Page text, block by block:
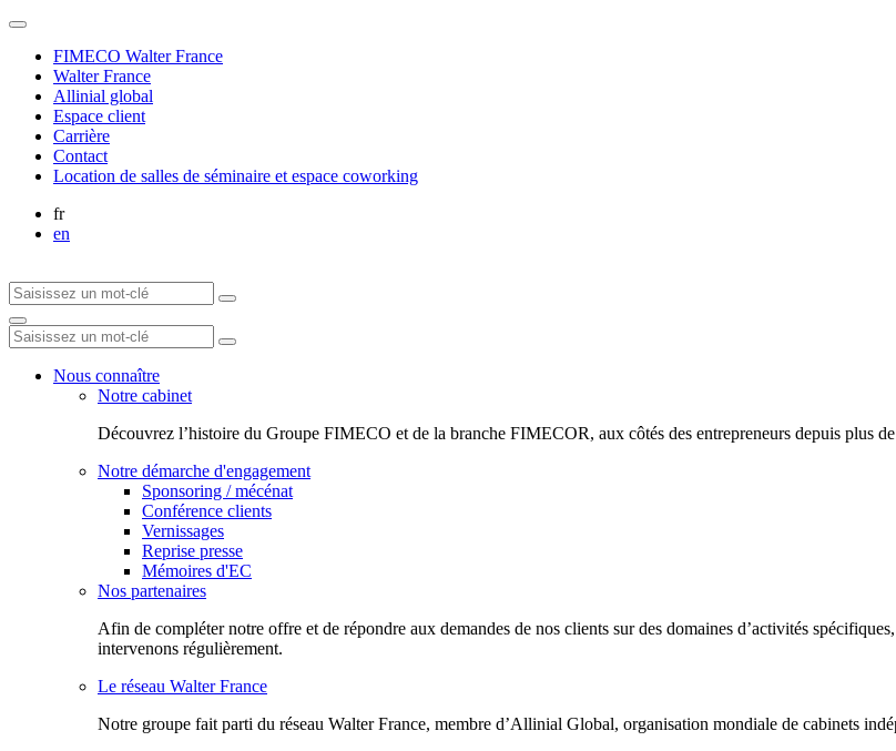
FIMECO Walter France
Walter France
Allinial global
Espace client
Carrière
Contact
Location de salles de séminaire et espace coworking
fr
en
Nous connaître
Notre cabinet
Découvrez l’histoire du Groupe FIMECO et de la branche FIMECOR, aux côtés des entrepreneurs depuis plus
Notre démarche d'engagement
Sponsoring / mécénat
Conférence clients
Vernissages
Reprise presse
Mémoires d'EC
Nos partenaires
Afin de compléter notre offre et de répondre aux demandes de nos clients sur des domaines d’activités
intervenons régulièrement.
Le réseau Walter France
Notr​e groupe fait parti du réseau Walter France, membre d’Allinial Global, organisation mondiale de cabinets